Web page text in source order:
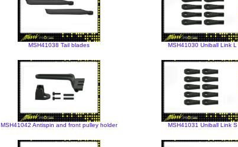
MSH41038 Tail blades MSH41030 Uniball Link L
MSH41042 Antispin and front pulley holder MSH41031 Uniball Link S